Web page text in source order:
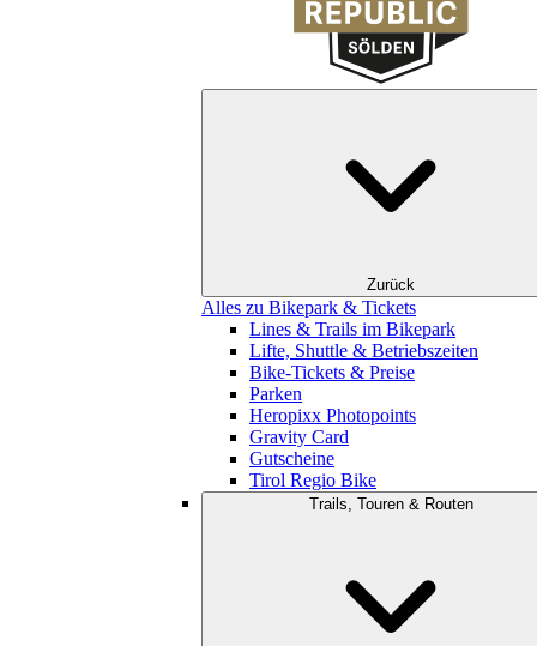
Zurück
Alles zu Bikepark & Tickets
Lines & Trails im Bikepark
Lifte, Shuttle & Betriebszeiten
Bike-Tickets & Preise
Parken
Heropixx Photopoints
Gravity Card
Gutscheine
Tirol Regio Bike
Trails, Touren & Routen